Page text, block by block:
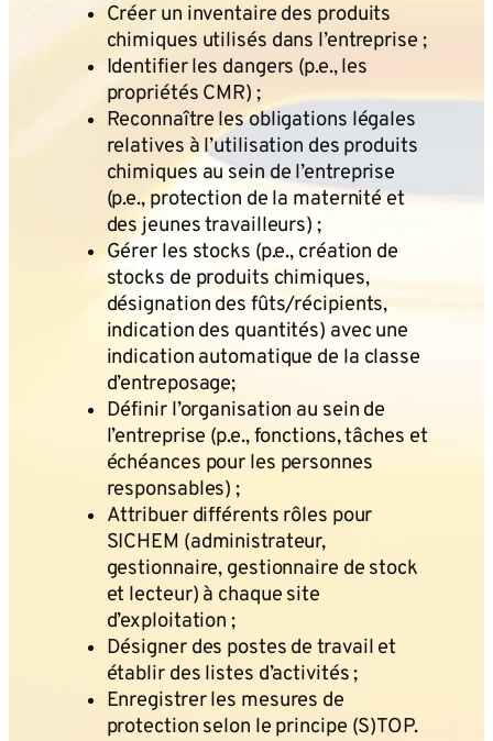
Créer un inventaire des produits
chimiques utilisés dans l’entreprise ;
Identifier les dangers (p.e., les
propriétés CMR) ;
Reconnaître les obligations légales
relatives à l’utilisation des produits
chimiques au sein de l’entreprise
(p.e., protection de la maternité et
des jeunes travailleurs) ;
Gérer les stocks (p.e., création de
stocks de produits chimiques,
désignation des fûts/récipients,
indication des quantités) avec une
indication automatique de la classe
d’entreposage;
Définir l’organisation au sein de
l’entreprise (p.e., fonctions, tâches et
échéances pour les personnes
responsables) ;
Attribuer différents rôles pour
SICHEM (administrateur,
gestionnaire, gestionnaire de stock
et lecteur) à chaque site
d’exploitation ;
Désigner des postes de travail et
établir des listes d’activités ;
Enregistrer les mesures de
protection selon le principe (S)TOP.